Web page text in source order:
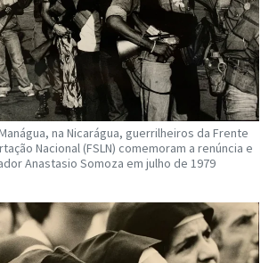
na Nicarágua, guerrilheiros da Frente
Nacional (FSLN) comemoram a renúncia e
Anastasio Somoza em julho de 1979